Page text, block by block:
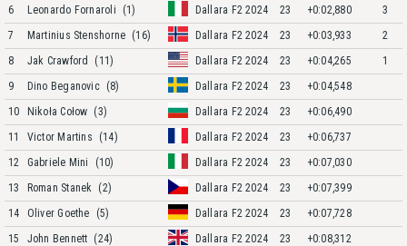
6
Leonardo Fornaroli (1) Dallara F2 2024 23 +0:02,880
3
7
Martinius Stenshorne (16) Dallara F2 2024 23 +0:03,933
2
8
Jak Crawford (11) Dallara F2 2024 23 +0:04,265
1
9
Dino Beganovic (8) Dallara F2 2024 23
+0:04,548
10
Nikoła Cołow (3) Dallara F2 2024 23
+0:06,490
11
Victor Martins (14) Dallara F2 2024 23
+0:06,737
12
Gabriele Mini (10) Dallara F2 2024 23
+0:07,030
13
Roman Stanek (2) Dallara F2 2024 23
+0:07,399
14
Oliver Goethe (5) Dallara F2 2024 23
+0:07,728
15
John Bennett (24) Dallara F2 2024 23
+0:08,312